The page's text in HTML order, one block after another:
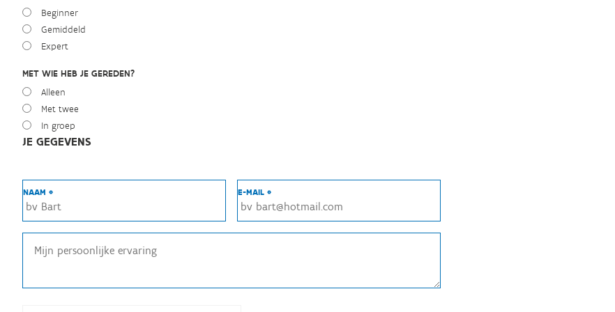
Beginner
Gemiddeld
Expert
MET WIE HEB JE GEREDEN?
Alleen
Met twee
In groep
JE GEGEVENS
NAAM * E-MAIL *